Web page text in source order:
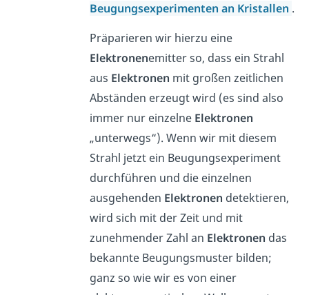
Beugungsexperimenten an Kristallen .
Präparieren wir hierzu eine
Elektronenemitter so, dass ein Strahl
aus Elektronen mit großen zeitlichen
Abständen erzeugt wird (es sind also
immer nur einzelne Elektronen
„unterwegs“). Wenn wir mit diesem
Strahl jetzt ein Beugungsexperiment
durchführen und die einzelnen
ausgehenden Elektronen detektieren,
wird sich mit der Zeit und mit
zunehmender Zahl an Elektronen das
bekannte Beugungsmuster bilden;
ganz so wie wir es von einer